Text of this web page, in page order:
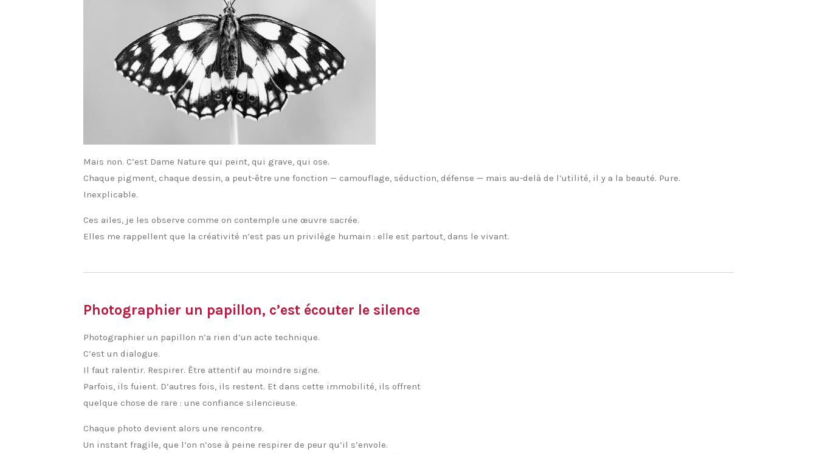
Mais non. C’est Dame Nature qui peint, qui grave, qui ose.
Chaque pigment, chaque dessin, a peut-être une fonction — camouflage, séduction, défense — mais au-delà de l’utilité, il y a la beauté. Pure.
Inexplicable.
Ces ailes, je les observe comme on contemple une œuvre sacrée.
Elles me rappellent que la créativité n’est pas un privilège humain : elle est partout, dans le vivant.
Photographier un papillon, c’est écouter le silence
Photographier un papillon n’a rien d’un acte technique.
C’est un dialogue.
Il faut ralentir. Respirer. Être attentif au moindre signe.
Parfois, ils fuient. D’autres fois, ils restent. Et dans cette immobilité, ils offrent
quelque chose de rare : une confiance silencieuse.
Chaque photo devient alors une rencontre.
Un instant fragile, que l’on n’ose à peine respirer de peur qu’il s’envole.